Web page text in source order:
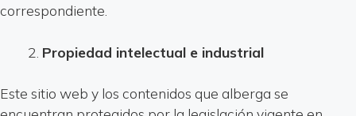
correspondiente.
Propiedad intelectual e industrial
Este sitio web y los contenidos que alberga se